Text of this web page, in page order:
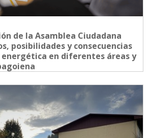
de la Asamblea Ciudadana
posibilidades y consecuencias
en diferentes áreas y